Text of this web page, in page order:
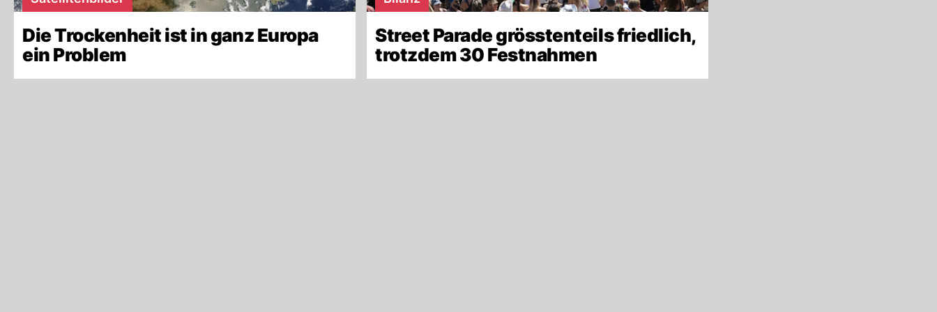
Die Trockenheit ist in ganz Europa
ein Problem
Street Parade grösstenteils friedlich,
trotzdem 30 Festnahmen